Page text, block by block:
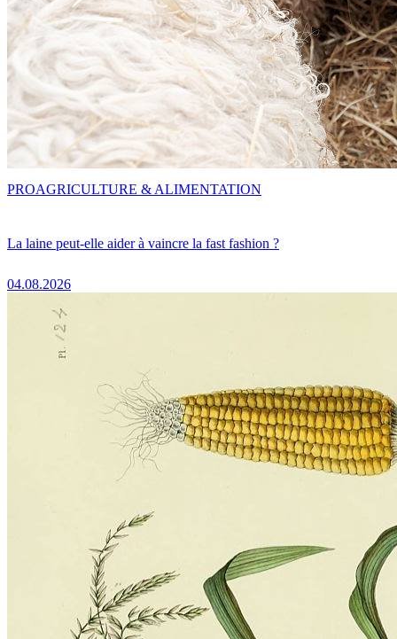
La laine peut-elle aider à vaincre la fast fashion ?
04.08.2026
PROAGRICULTURE & ALIMENTATION